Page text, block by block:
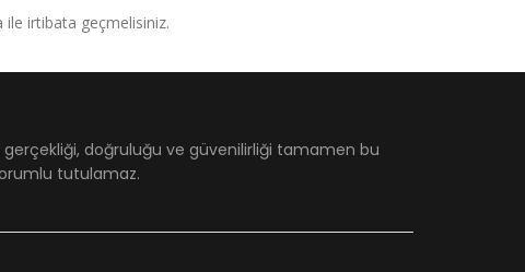
ile irtibata geçmelisiniz.
doğruluğu ve güvenilirliği tamamen bu
tutulamaz.